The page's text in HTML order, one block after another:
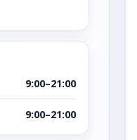
9:00–21:00
9:00–21:00